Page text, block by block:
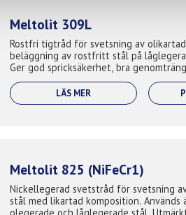
Meltolit 309L
Rostfri tigtråd för svetsning av
beläggning av rostfritt stål på
Ger god spricksäkerhet, bra
Används även som bu...
LÄS MER
Meltolit 825 (NiFeCr1)
Nickellegerad svetstråd för svetsning
stål med likartad komposition. Används
olegerade och låglegerade stål.